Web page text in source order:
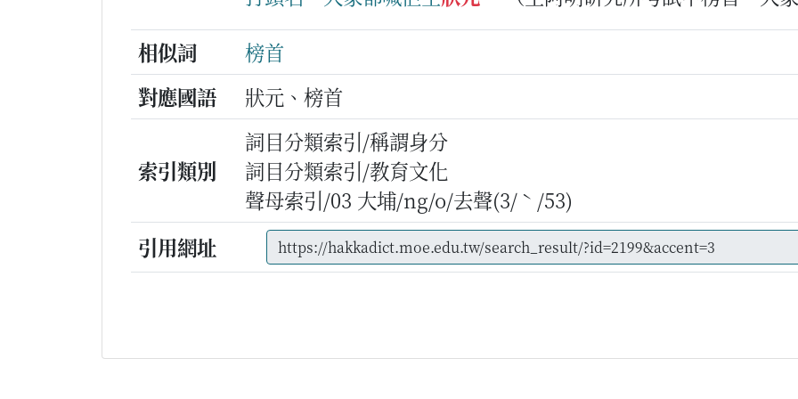
相似詞
榜首
對應國語
狀元、榜首
索引類別
詞目分類索引/稱謂身分
詞目分類索引/教育文化
聲母索引/03 大埔/ng/o/去聲(3/ˋ/53)
引用網址